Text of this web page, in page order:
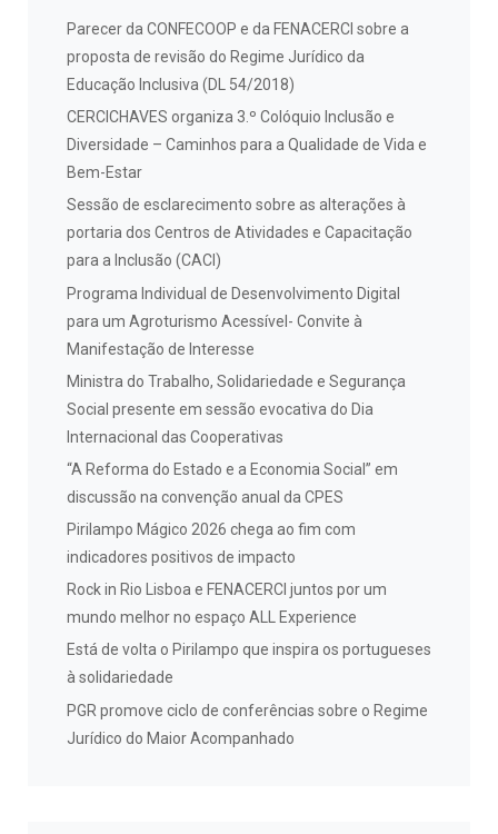
Parecer da CONFECOOP e da FENACERCI sobre a
proposta de revisão do Regime Jurídico da
Educação Inclusiva (DL 54/2018)
CERCICHAVES organiza 3.º Colóquio Inclusão e
Diversidade – Caminhos para a Qualidade de Vida e
Bem-Estar
Sessão de esclarecimento sobre as alterações à
portaria dos Centros de Atividades e Capacitação
para a Inclusão (CACI)
Programa Individual de Desenvolvimento Digital
para um Agroturismo Acessível- Convite à
Manifestação de Interesse
Ministra do Trabalho, Solidariedade e Segurança
Social presente em sessão evocativa do Dia
Internacional das Cooperativas
“A Reforma do Estado e a Economia Social” em
discussão na convenção anual da CPES
Pirilampo Mágico 2026 chega ao fim com
indicadores positivos de impacto
Rock in Rio Lisboa e FENACERCI juntos por um
mundo melhor no espaço ALL Experience
Está de volta o Pirilampo que inspira os portugueses
à solidariedade
PGR promove ciclo de conferências sobre o Regime
Jurídico do Maior Acompanhado